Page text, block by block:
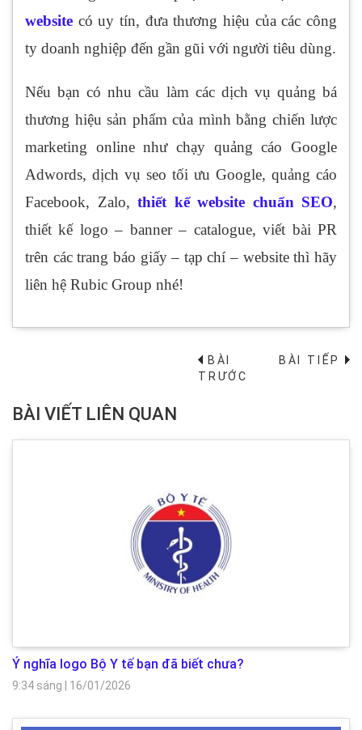
website có uy tín, đưa thương hiệu của các công
ty doanh nghiệp đến gần gũi với người tiêu dùng.
Nếu bạn có nhu cầu làm các dịch vụ quảng bá
thương hiệu sản phẩm của mình bằng chiến lược
marketing online như chạy quảng cáo Google
Adwords, dịch vụ seo tối ưu Google, quảng cáo
Facebook, Zalo, thiết kế website chuẩn SEO,
thiết kế logo – banner – catalogue, viết bài PR
trên các trang báo giấy – tạp chí – website thì hãy
liên hệ Rubic Group nhé!
BÀI
TRƯỚC
BÀI TIẾP→
BÀI VIẾT LIÊN QUAN
Ý nghĩa logo Bộ Y tế bạn đã biết chưa?
9:34 sáng 16/01/2026